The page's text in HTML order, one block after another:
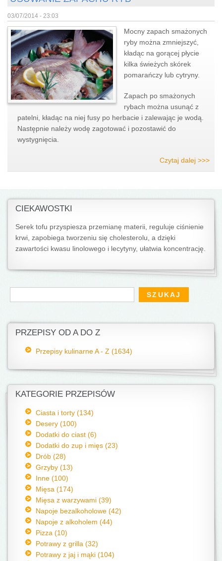
03/07/2014 - 23:03
Mocny zapach smażonych
ryby można zmniejszyć,
kładąc na gorącej płycie
kilka świeżych skórek
pomarańczy lub cytryny.
Zapach po smażonych
rybach można usunąć z
patelni, kładąc na niej fusy po herbacie i zalewając je wodą.
Następnie należy wodę zagotować i pozostawić do
wystygnięcia.
Czytaj dalej >>>
CIEKAWOSTKI
Serek tofu przyspiesza przemianę materii, reguluje ciśnienie
krwi, zapobiega tworzeniu się cholesterolu, a dzięki
zawartości kwasu linolowego i lecytyny, ułatwia koncentrację.
Formularz wyszukiwania
Szukaj
PRZEPISY OD A DO Z
Przepisy kulinarne A - Z (1634)
KATEGORIE PRZEPISÓW
Ciasta i torty (134)
Desery (100)
Dodatki do ciast (6)
Dodatki do zup i mięs (23)
Drób (28)
Grzyby (13)
Inne (100)
Mięsa (174)
Mięsa z warzywami (39)
Napoje bezalkoholowe (42)
Napoje z alkoholem (44)
Pizza (10)
Potrawy z grilla (32)
Potrawy z jaj i mąki (104)